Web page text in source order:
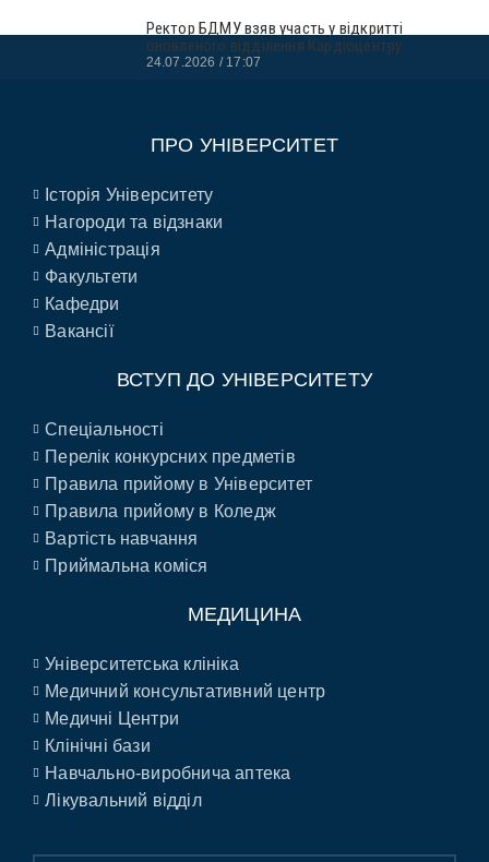
Ректор БДМУ взяв участь у відкритті
оновленого відділення Кардіоцентру
24.07.2026 17:07
ПРО УНІВЕРСИТЕТ
Історія Університету
Нагороди та відзнаки
Адміністрація
Факультети
Кафедри
Вакансії
ВСТУП ДО УНІВЕРСИТЕТУ
Спеціальності
Перелік конкурсних предметів
Правила прийому в Університет
Правила прийому в Коледж
Вартість навчання
Приймальна коміся
МЕДИЦИНА
Університетська клініка
Медичний консультативний центр
Медичні Центри
Клінічні бази
Навчально-виробнича аптека
Лікувальний відділ